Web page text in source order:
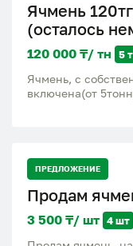
Ячмень
(осталось
120 000 ₸/ тн 5
Ячмень, с
включена(от
ПРЕДЛОЖЕНИЕ
Продам
3 500 ₸/ шт 4 шт